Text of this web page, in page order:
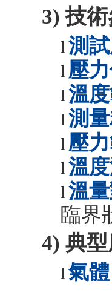
3) 技
l 測
l 壓
l 溫
l 測
l 壓
l 溫
l 溫
臨界
4) 典
l 氣